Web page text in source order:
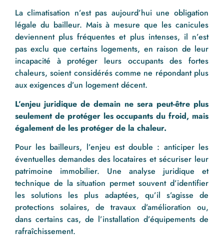
La climatisation n’est pas aujourd’hui une obligation
légale du bailleur. Mais à mesure que les canicules
deviennent plus fréquentes et plus intenses, il n’est
pas exclu que certains logements, en raison de leur
incapacité à protéger leurs occupants des fortes
chaleurs, soient considérés comme ne répondant plus
aux exigences d’un logement décent.
L’enjeu juridique de demain ne sera peut-être plus
seulement de protéger les occupants du froid, mais
également de les protéger de la chaleur.
Pour les bailleurs, l’enjeu est double : anticiper les
éventuelles demandes des locataires et sécuriser leur
patrimoine immobilier. Une analyse juridique et
technique de la situation permet souvent d’identifier
les solutions les plus adaptées, qu’il s’agisse de
protections solaires, de travaux d’amélioration ou,
dans certains cas, de l’installation d’équipements de
rafraîchissement.